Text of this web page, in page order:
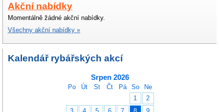
Akční nabídky
Momentálně žádné akční nabídky.
Všechny akční nabídky »
Kalendář rybářských akcí
Srpen 2026
Po Út St Čt Pá So
Ne
1
2